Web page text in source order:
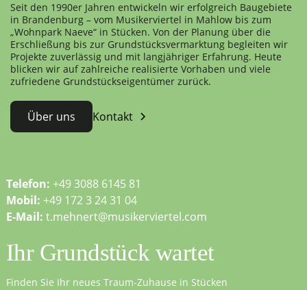
Seit den 1990er Jahren entwickeln wir erfolgreich Baugebiete
in Brandenburg – vom Musikerviertel in Mahlow bis zum
„Wohnpark Naeve“ in Stücken. Von der Planung über die
Erschließung bis zur Grundstücksvermarktung begleiten wir
Projekte zuverlässig und mit langjähriger Erfahrung. Heute
blicken wir auf zahlreiche realisierte Vorhaben und viele
zufriedene Grundstückseigentümer zurück.
Über uns Kontakt
Telefon: +49 3088 6145 81
Mobil: +49 172 3 24 31 04
E-Mail: t.mehnert@musikerviertel.com
Ihr Grundstück wartet
Finden Sie Ihr neues Traum-Zuhause in Stücken